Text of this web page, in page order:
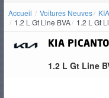
Accueil Voitures Neuves KIA
1.2 L Gt Line BVA
1.2 L Gt
KIA PICANTO
1.2 L Gt Line
VOITURES
D'OCCASION